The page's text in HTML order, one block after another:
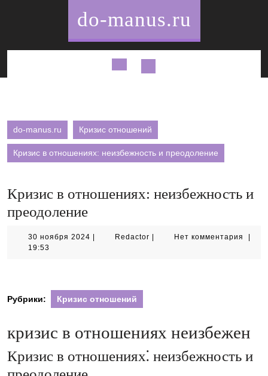
do-manus.ru
Кнопка
do-manus.ru Кризис отношений
Кризис в отношениях: неизбежность и преодоление
Кризис в отношениях: неизбежность и
преодоление
30 ноября 2024 30
Redactor RedactorНет комментария
19:53
Рубрики: Кризис отношений
кризис в отношениях неизбежен
Кризис в отношениях⁚ неизбежность и